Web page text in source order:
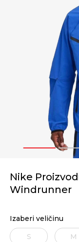
1 2
Nike
Windrunner
Izaberi veličinu
S M